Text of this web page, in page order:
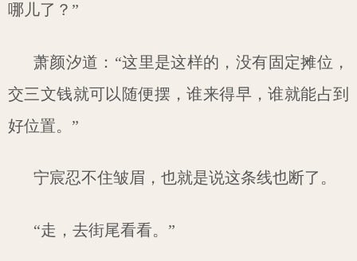
哪儿了？”
萧颜汐道：“这里是这样的，没有固定摊位，
交三文钱就可以随便摆，谁来得早，谁就能占到
好位置。”
宁宸忍不住皱眉，也就是说这条线也断了。
“走，去街尾看看。”